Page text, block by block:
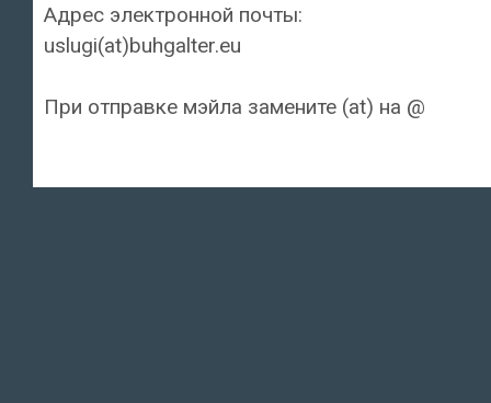
Адрес электронной почты:
uslugi(at)buhgalter.eu
При отправке мэйла замените (at) на @